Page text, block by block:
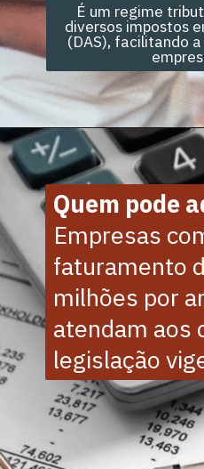
É um regime
diversos impostos
(DAS), facilitando
Quem pode
Empresas
faturamento
milhões por
atendam aos
legislação